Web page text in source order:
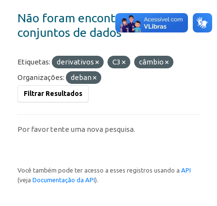
Não foram encontrados
conjuntos de dados
Etiquetas: derivativos C3
câmbio
Organizações:
deban
Filtrar Resultados
Por favor tente uma nova pesquisa.
Você também pode ter acesso a esses registros usando a API
(veja Documentação da API).